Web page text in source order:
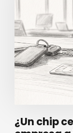
¿Un chip